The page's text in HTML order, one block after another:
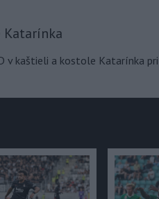
Katarínka
v kaštieli a kostole Katarínka